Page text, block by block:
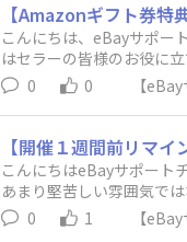
【Amazonギフト券
こんにちは、eBayサポー
はセラーの皆様のお役に
ていただきたく下記フォ
締切り日：2023年3月9日
せていただきます。※ご記
ル運営事務局
0 0 【
【開催１週間前リマ
こんにちはeBayサポート
あまり堅苦しい雰囲気で
たい方、初心者・経験
日時：12月6日（火）18
0 1 【